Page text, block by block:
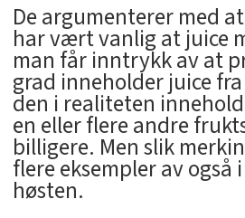
De argumenterer med
har vært vanlig at juice
man får inntrykk av at
grad inneholder juice
den i realiteten
en eller flere andre
billigere. Men slik
flere eksempler av også
høsten.